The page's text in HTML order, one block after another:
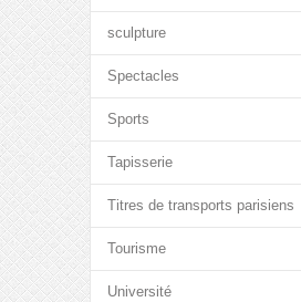
sculpture
Spectacles
Sports
Tapisserie
Titres de transports parisiens
Tourisme
Université